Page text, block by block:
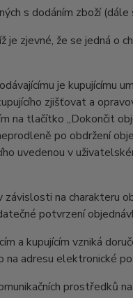
s dodáním zboží (dále
je zjevné, že se jedná o
je kupujícímu
zjišťovat a
na tlačítko „Dokončit
po obdržení
uvedenou v
na charakteru
potvrzení
a kupujícím vzniká
adresu elektronické
prostředků